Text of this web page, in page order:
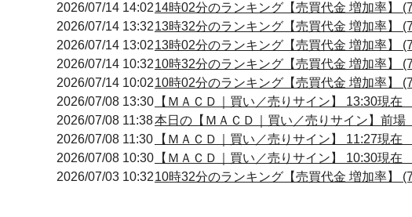
2026/07/14 14:0214時02分のランキング【売買代金 増加率】
2026/07/14 13:3213時32分のランキング【売買代金 増加率】
2026/07/14 13:0213時02分のランキング【売買代金 増加率】
2026/07/14 10:3210時32分のランキング【売買代金 増加率】
2026/07/14 10:0210時02分のランキング【売買代金 増加率】
2026/07/08 13:30 【ＭＡＣＤ｜買い／売りサイン】 13:30
2026/07/08 11:38本日の【ＭＡＣＤ｜買い／売りサイン】
2026/07/08 11:30
【ＭＡＣＤ｜買い／売りサイン】 11:27
2026/07/08 10:30 【ＭＡＣＤ｜買い／売りサイン】 10:30
2026/07/03 10:3210時32分のランキング【売買代金 増加率】